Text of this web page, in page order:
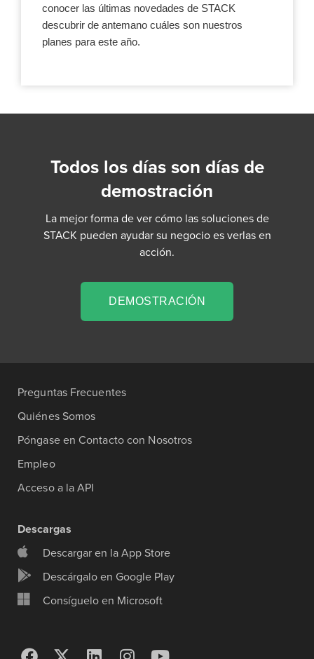
conocer las últimas novedades de STACK
descubrir de antemano cuáles son nuestros
planes para este año.
Todos los días son días de
demostración
La mejor forma de ver cómo las soluciones de
STACK pueden ayudar su negocio es verlas en
acción.
DEMOSTRACIÓN
Preguntas Frecuentes
Quiénes Somos
Póngase en Contacto con Nosotros
Empleo
Acceso a la API
Descargas
Descargar en la App Store
Descárgalo en Google Play
Consíguelo en Microsoft